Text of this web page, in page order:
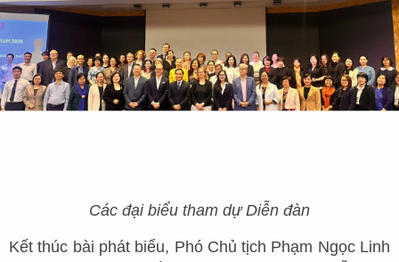
Các đại biểu tham dự Diễn đàn
Kết thúc bài phát biểu, Phó Chủ tịch Phạm Ngọc Linh